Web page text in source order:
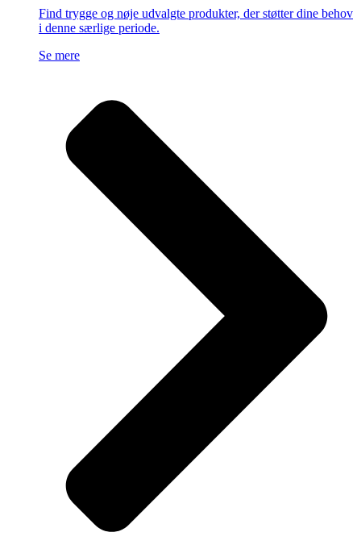
Find trygge og nøje udvalgte produkter, der støtter dine behov
i denne særlige periode.
Se mere